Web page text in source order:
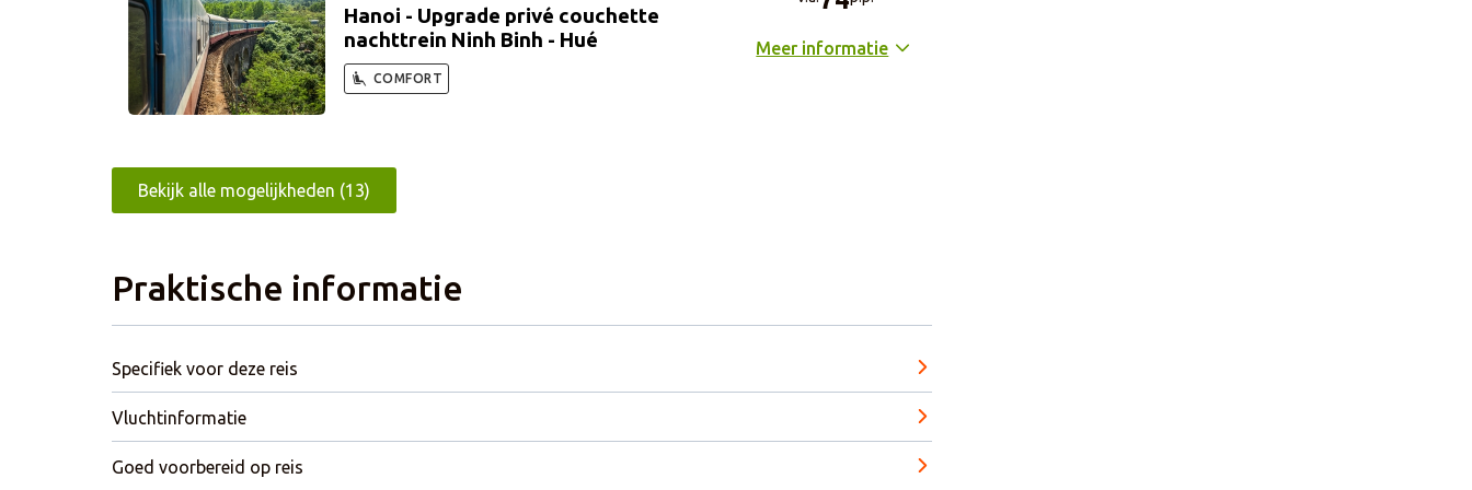
Hanoi - Upgrade privé couchette
nachttrein Ninh Binh - Hué
COMFORT
Meer informatie
Bekijk alle mogelijkheden (13)
Praktische informatie
Specifiek voor deze reis
Vluchtinformatie
Goed voorbereid op reis